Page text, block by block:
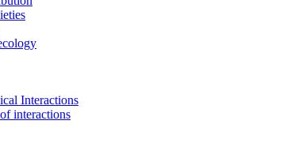
Interactions
interactions